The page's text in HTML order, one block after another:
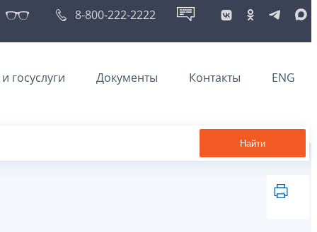
8-800-222-2222
госуслуги Документы Контакты ENG
Найти